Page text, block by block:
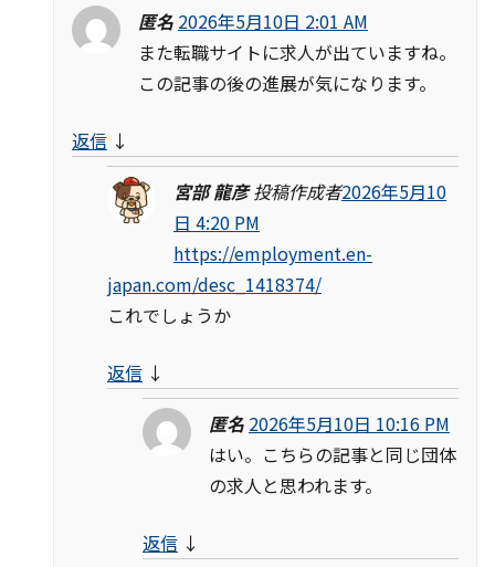
匿名 2026年5月10日 2:01 AM
また転職サイトに求人が出ていますね。
この記事の後の進展が気になります。
返信 ↓
宮部 龍彦 投稿作成者2026年5月10
日 4:20 PM
https://employment.en-
japan.com/desc_1418374/
これでしょうか
返信 ↓
匿名 2026年5月10日 10:16 PM
はい。こちらの記事と同じ団体
の求人と思われます。
返信 ↓